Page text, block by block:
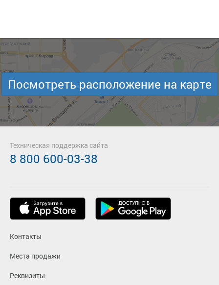
Посмотреть расположение на карте
Контакты
Места продажи
Реквизиты
Техническая поддержка сайта
8 800 600-03-38